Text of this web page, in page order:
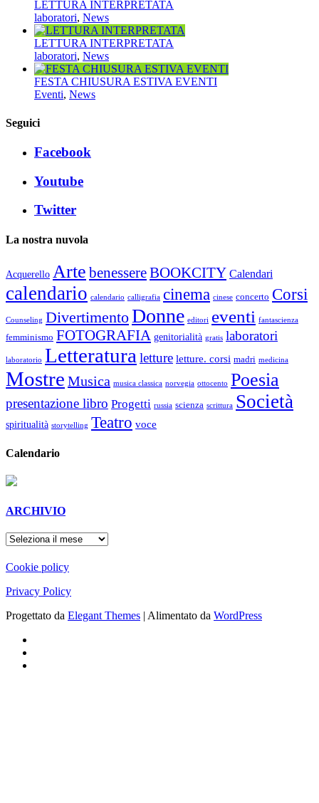
LETTURA INTERPRETATA
laboratori, News
LETTURA INTERPRETATA
laboratori, News
FESTA CHIUSURA ESTIVA EVENTI
Eventi, News
Seguici
Facebook
Youtube
Twitter
La nostra nuvola
Acquerello Arte benessereBOOKCITY Calendari
calendario calendario calligrafia cinema cinese concerto Corsi
Counseling DivertimentoDonne editori eventi fantascienza
femminismo FOTOGRAFIA genitorialità gratis laboratori
laboratorio Letteratura letture letture. corsi madri medicina
Mostre Musica musica classica norvegia ottocento Poesia
presentazione libro Progetti russia scienza scrittura Società
spiritualità storytelling Teatro voce
Calendario
ARCHIVIO
ARCHIVIO
Cookie policy
Privacy Policy
Progettato da Elegant Themes | Alimentato da WordPress